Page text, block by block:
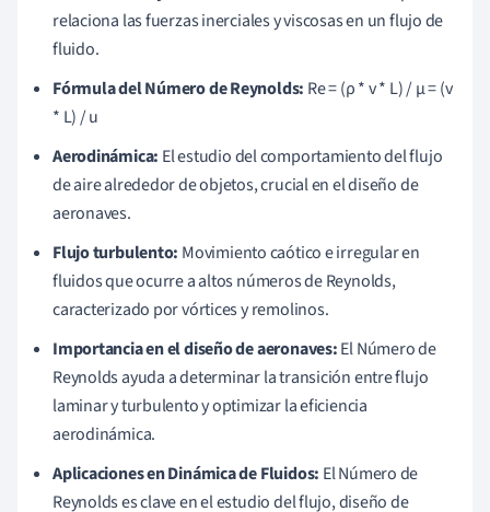
relaciona las fuerzas inerciales y viscosas en un flujo de
fluido.
Fórmula del Número de Reynolds: Re = (ρ * v * L) / μ = (v
* L) / u
Aerodinámica: El estudio del comportamiento del flujo
de aire alrededor de objetos, crucial en el diseño de
aeronaves.
Flujo turbulento: Movimiento caótico e irregular en
fluidos que ocurre a altos números de Reynolds,
caracterizado por vórtices y remolinos.
Importancia en el diseño de aeronaves:El Número de
Reynolds ayuda a determinar la transición entre flujo
laminar y turbulento y optimizar la eficiencia
aerodinámica.
Aplicaciones en Dinámica de Fluidos: El Número de
Reynolds es clave en el estudio del flujo, diseño de